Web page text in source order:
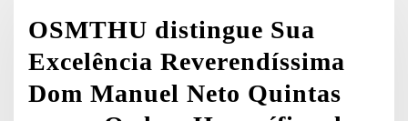
OSMTHU distingue Sua
Excelência Reverendíssima
Dom Manuel Neto Quintas